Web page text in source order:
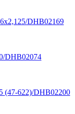
DHB02169
DHB02074
(47-622)/DHB02200